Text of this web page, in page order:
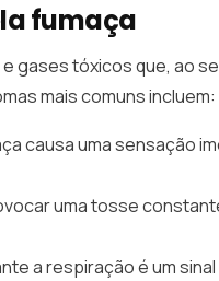
fumaça
gases tóxicos que, ao
mais comuns incluem:
causa uma sensação
uma tosse
a respiração é um